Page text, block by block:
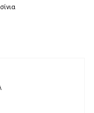
μέσα από
τραπεζικούς